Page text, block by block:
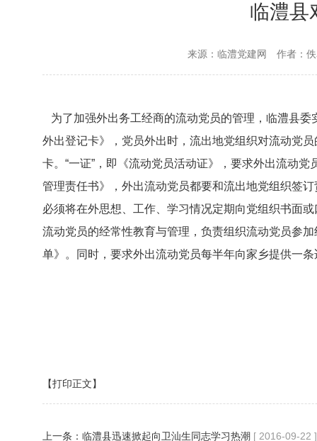
临澧县
来源：临澧党建网 作者：
为了加强外出务工经商的流动党员的管理，临澧县委
外出登记卡》，党员外出时，流出地党组织对流动党
卡。“一证”，即《流动党员活动证》，要求外出流动
管理责任书》，外出流动党员都要和流出地党组织签
必须将在外思想、工作、学习情况定期向党组织书面
流动党员的经常性教育与管理，负责组织流动党员参
单》。同时，要求外出流动党员每半年向家乡提供一
【打印正文】
上一条： 临澧县迅速掀起向卫汕生同志学习热潮 [ 2016-09-22 ]